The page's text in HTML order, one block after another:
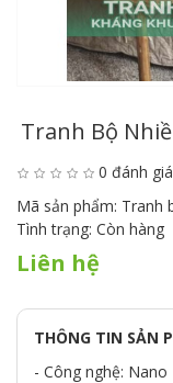
Tranh Bộ
0 đánh giá
Mã sản phẩm: Tranh
Tình trạng: Còn hàng
Liên hệ
THÔNG TIN SẢN
- Công nghệ: Nano